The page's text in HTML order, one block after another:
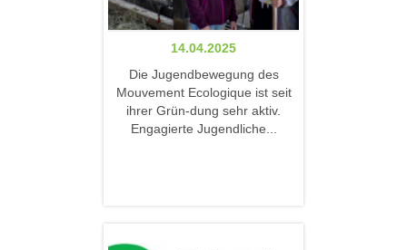
14.04.2025
Die Jugendbewegung des
Mouvement Ecologique ist seit
ihrer Grün-dung sehr aktiv.
Engagierte Jugendliche...